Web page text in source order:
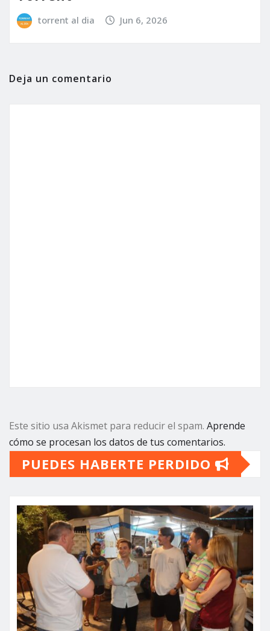
torrent al dia Jun 6, 2026
Deja un comentario
Este sitio usa Akismet para reducir el spam. Aprende
cómo se procesan los datos de tus comentarios.
PUEDES HABERTE PERDIDO